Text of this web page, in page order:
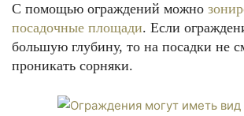
С помощью ограждений можно
посадочные площади. Если
большую глубину, то на посадки не
проникать сорняки.